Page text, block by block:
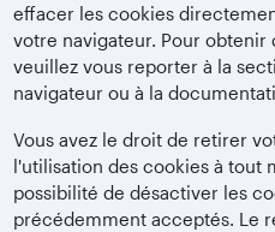
effacer les cookies
votre navigateur. Pour obtenir
veuillez vous reporter à la
navigateur ou à la
Vous avez le droit de retirer
l'utilisation des cookies à tout
possibilité de désactiver les
précédemment acceptés. Le